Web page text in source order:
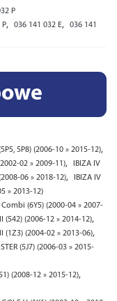
P
P, 036 141 032 E,
036 141
5P8) (2006-10 » 2015-12),
02 » 2009-11),
IBIZA IV
06 » 2018-12),
IBIZA IV
» 2013-12)
Combi (6Y5) (2000-04 » 2007-
II (542) (2006-12 » 2014-12),
(1Z3) (2004-02 » 2013-06),
(5J7) (2006-03 » 2015-
(2008-12 » 2015-12),